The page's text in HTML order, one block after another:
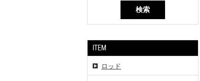
検索
ITEM
ロッド